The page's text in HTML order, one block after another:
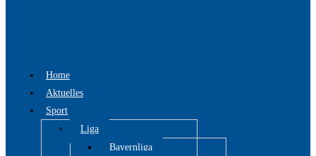
Home
Aktuelles
Sport
Liga
Bayernliga